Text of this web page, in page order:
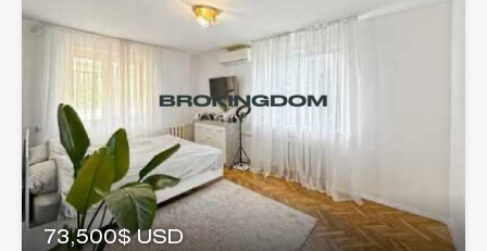
73,500$ USD